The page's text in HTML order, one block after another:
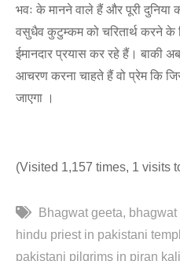
भवः के मानने वाले हैं और पूरी दुनिया
वसुधैव कुटुम्कम को चरितार्थ करने के
ईमानदार प्रयास कर रहे हैं। बाकी
आचरण करना चाहते हैं वो प्रेम कि
जाएगा ।
(Visited 1,157 times, 1 visits
Bhagwat geeta bhagwat
hindu priest in pakistani
pakistani pilgrims in piran